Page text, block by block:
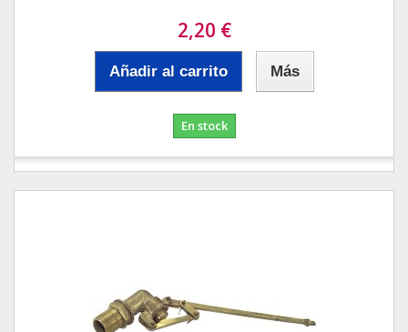
2,20 €
Añadir al carrito Más
En stock